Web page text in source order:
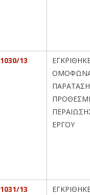
1030/13
ΠΑΡΑΤΑΣΗ
ΕΡΓΟΥ
1031/13